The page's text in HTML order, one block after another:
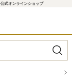
式オンラインショップ